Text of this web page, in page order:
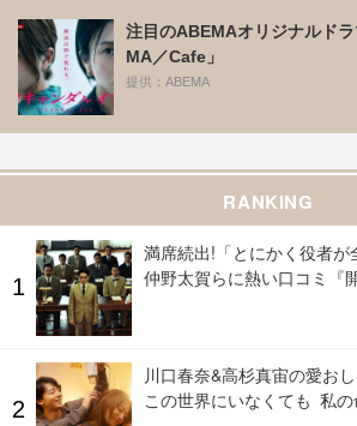
注目のABEMAオリジナルド
MA／Cafe」
提供：ABEMA
RANKING
満席続出!「とにかく役者が
仲野太賀らに熱い口コミ『
川口春奈&高杉真宙の愛お
この世界にいなくても 私